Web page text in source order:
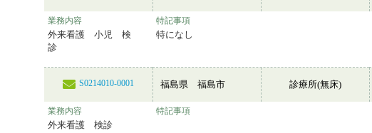
業務内容
外来看護 小児 検
診
特記事項
特になし
S0214010-0001 福島県 福島市 診療所(無床)
業務内容
外来看護 検診
特記事項